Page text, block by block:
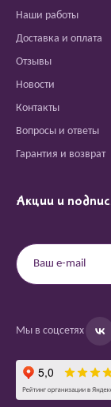
Наши работы
Доставка и оплата
Отзывы
Новости
Контакты
Вопросы и ответы
Гарантия и возврат
Акции и
Мы в соцсетях